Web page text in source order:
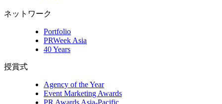
ネットワーク
Portfolio
PRWeek Asia
40 Years
授賞式
Agency of the Year
Event Marketing Awards
PR Awards Asia-Pacific